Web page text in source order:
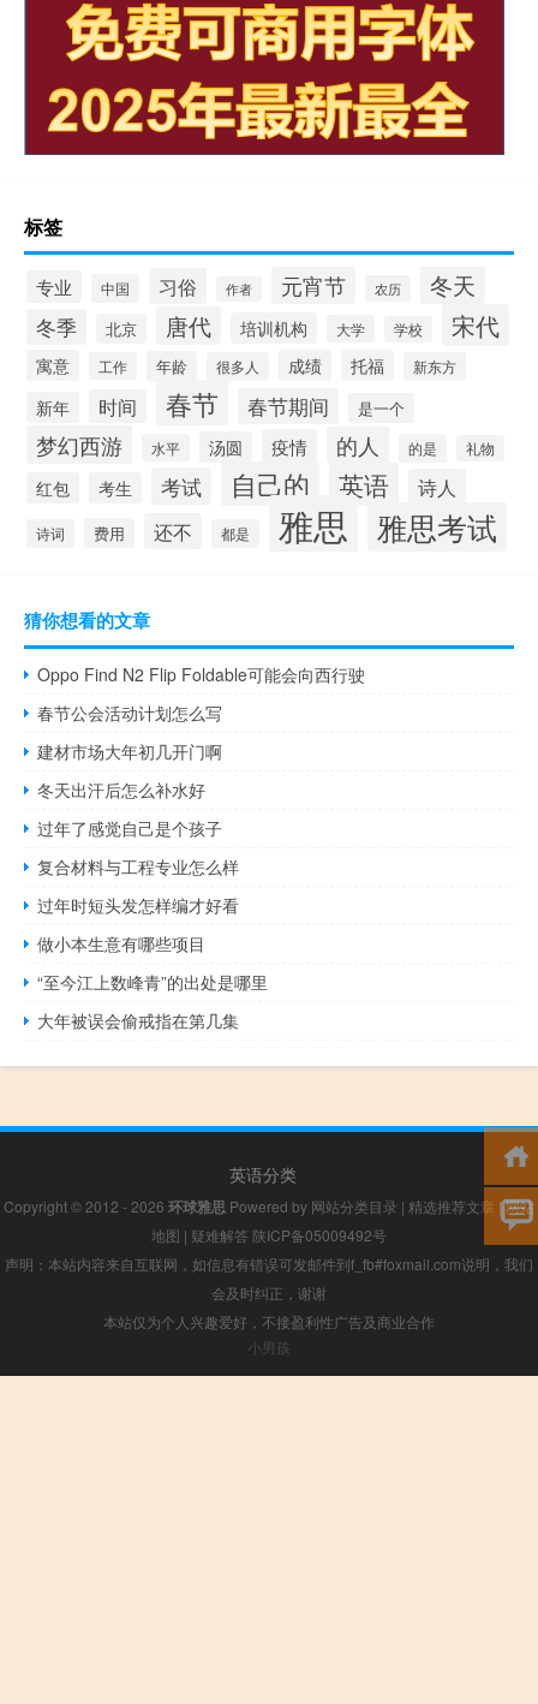
标签
专业 中国 习俗 作者 元宵节 农历 冬天
冬季 北京 唐代 培训机构 大学 学校 宋代
寓意 工作 年龄 很多人 成绩 托福 新东方
新年 时间 春节 春节期间 是一个
梦幻西游 水平 汤圆 疫情 的人 的是 礼物
红包 考生 考试 自己的 英语 诗人
诗词 费用 还不 都是 雅思 雅思考试
猜你想看的文章
Oppo Find N2 Flip Foldable可能会向西行驶
春节公会活动计划怎么写
建材市场大年初几开门啊
冬天出汗后怎么补水好
过年了感觉自己是个孩子
复合材料与工程专业怎么样
过年时短头发怎样编才好看
做小本生意有哪些项目
“至今江上数峰青”的出处是哪里
大年被误会偷戒指在第几集
英语分类
Copyright © 2012 - 2026 环球雅思 Powered by 网站分类目录 | 精选推荐文章 |网站
地图 | 疑难解答 陕ICP备05009492号
声明：本站内容来自互联网，如信息有错误可发邮件到f_fb#foxmail.com说明，我们
会及时纠正，谢谢
本站仅为个人兴趣爱好，不接盈利性广告及商业合作
小男孩